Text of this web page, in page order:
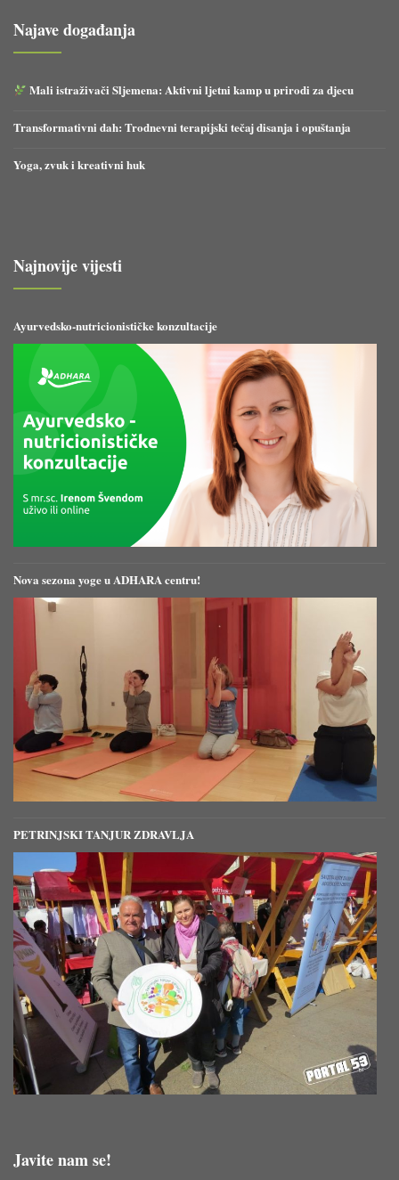
Najave događanja
Mali istraživači Sljemena: Aktivni ljetni kamp u prirodi za djecu
Transformativni dah: Trodnevni terapijski tečaj disanja i opuštanja
Yoga, zvuk i kreativni huk
Najnovije vijesti
Ayurvedsko-nutricionističke konzultacije
Nova sezona yoge u ADHARA centru!
PETRINJSKI TANJUR ZDRAVLJA
Javite nam se!